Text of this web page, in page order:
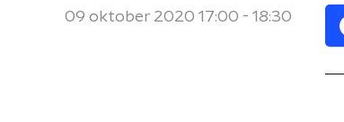
09 oktober 2020 17:00 - 18:30